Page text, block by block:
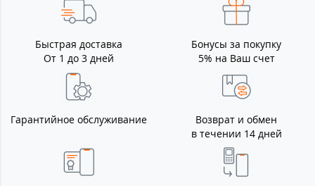
Быстрая доставка
От 1 до 3 дней
Бонусы за покупку
5% на Ваш счет
Гарантийное обслуживание
Возврат и обмен
в течении 14 дней